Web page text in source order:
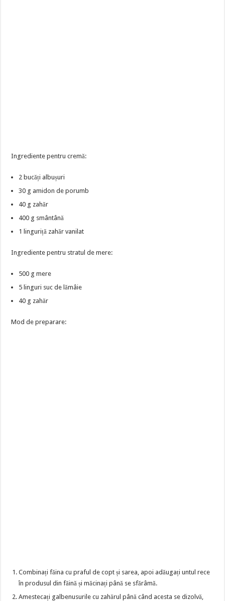
Ingrediente pentru cremă:
2 bucăți albușuri
30 g amidon de porumb
40 g zahăr
400 g smântână
1 linguriță zahăr vanilat
Ingrediente pentru stratul de mere:
500 g mere
5 linguri suc de lămâie
40 g zahăr
Mod de preparare:
Combinați făina cu praful de copt și sarea, apoi adăugați untul rece
în produsul din făină și măcinați până se sfărâmă.
Amestecați galbenusurile cu zahărul până când acesta se dizolvă,